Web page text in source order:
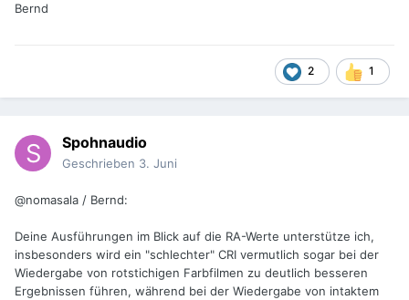
Bernd
2 1
Spohnaudio
Geschrieben 3. Juni
@nomasala / Bernd:
Deine Ausführungen im Blick auf die RA-Werte unterstütze ich,
insbesonders wird ein "schlechter" CRI vermutlich sogar bei der
Wiedergabe von rotstichigen Farbfilmen zu deutlich besseren
Ergebnissen führen, während bei der Wiedergabe von intaktem